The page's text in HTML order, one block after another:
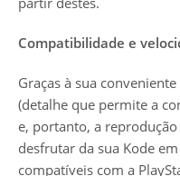
Compatibilidade e
Graças à sua
(detalhe que permite a
e, portanto, a
desfrutar da sua Kode
compatíveis com a